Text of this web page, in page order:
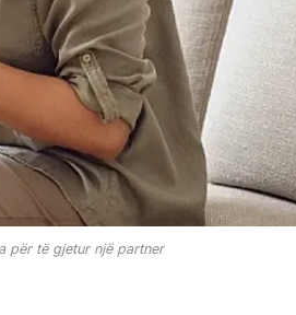
për të gjetur një partner